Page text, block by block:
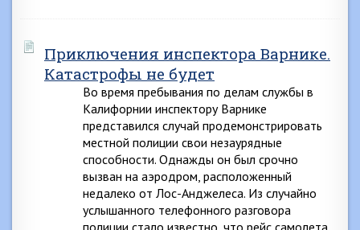
Приключения инспектора Варнике.
Катастрофы не будет
Во время пребывания по делам службы в
Калифорнии инспектору Варнике
представился случай продемонстрировать
местной полиции свои незаурядные
способности. Однажды он был срочно
вызван на аэродром, расположенный
недалеко от Лос-Анджелеса. Из случайно
услышанного телефонного разговора
полиции стало известно, что рейс самолета,